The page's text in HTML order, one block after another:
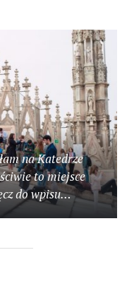
na Katedrze
to miejsce
do wpisu…